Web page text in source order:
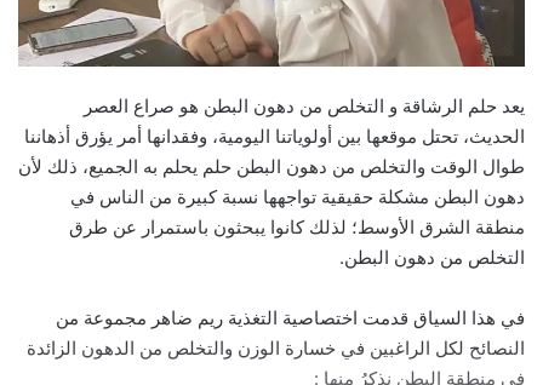
يعد حلم الرشاقة و التخلص من دهون البطن هو صراع العصر
الحديث، تحتل موقعها بين أولوياتنا اليومية، وفقدانها أمر يؤرق أذهاننا
طوال الوقت والتخلص من دهون البطن حلم يحلم به الجميع، ذلك لأن
دهون البطن مشكلة حقيقية تواجهها نسبة كبيرة من الناس في
منطقة الشرق الأوسط؛ لذلك كانوا يبحثون باستمرار عن طرق
التخلص من دهون البطن.
في هذا السياق قدمت اختصاصية التغذية ريم ضاهر مجموعة من
النصائح لكل الراغبين في خسارة الوزن والتخلص من الدهون الزائدة
في منطقة البطن نذكرُ منها :